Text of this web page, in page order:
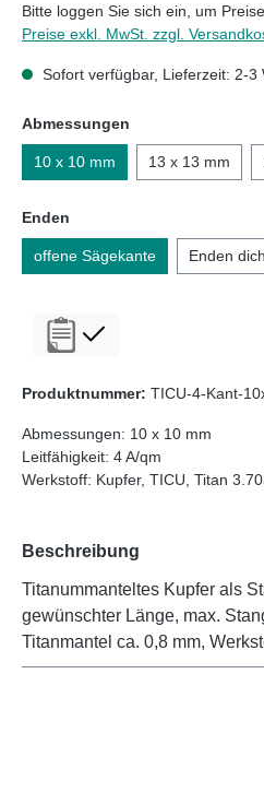
Bitte loggen Sie sich ein, um
Preise exkl. MwSt. zzgl.
Sofort verfügbar, Lieferzeit: 2-3
Abmessungen
10 x 10 mm 13 x 13 mm
Enden
offene Sägekante Enden
Produktnummer: TICU-4-Kant-
Abmessungen: 10 x 10 mm
Leitfähigkeit: 4 A/qm
Werkstoff: Kupfer, TICU , Titan
Beschreibung
Titanummanteltes Kupfer als
gewünschter Länge, max.
Titanmantel ca. 0,8 mm,